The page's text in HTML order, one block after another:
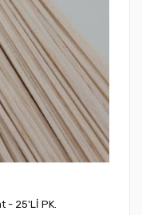
- 25'Lİ PK.